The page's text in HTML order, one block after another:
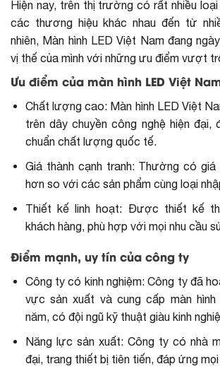
Hiện nay, trên thị trường có rất nhiều
các thương hiệu khác nhau đến từ
nhiên, Màn hình LED Việt Nam đang
vị thế của mình với những ưu điểm vượt
Ưu điểm của màn hình LED Việt
Chất lượng cao: Màn hình LED Việt
trên dây chuyền công nghệ hiện đại,
chuẩn chất lượng quốc tế.
Giá thành cạnh tranh: Thường có giá
hơn so với các sản phẩm cùng loại
Thiết kế linh hoạt: Được thiết kế
khách hàng, phù hợp với mọi nhu cầu
Điểm mạnh, uy tín của công ty
Công ty có kinh nghiệm: Công ty đã
vực sản xuất và cung cấp màn hình
năm, có đội ngũ kỹ thuật giàu kinh
Năng lực sản xuất: Công ty có nhà
đại, trang thiết bị tiên tiến, đáp ứng